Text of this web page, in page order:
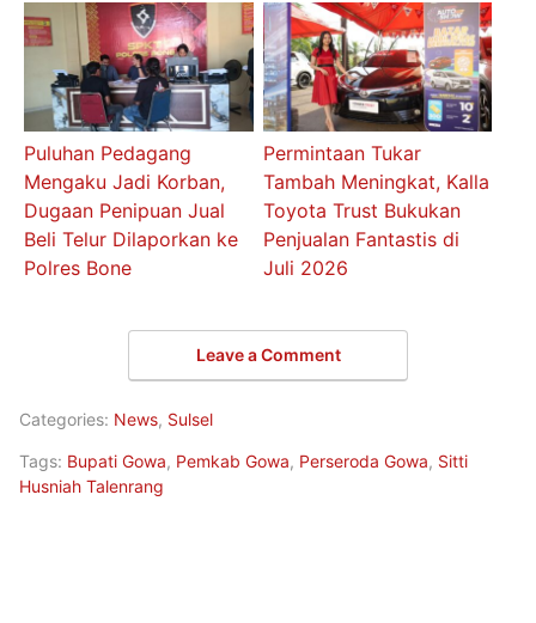
Puluhan Pedagang
Mengaku Jadi Korban,
Dugaan Penipuan Jual
Beli Telur Dilaporkan ke
Polres Bone
Permintaan Tukar
Tambah Meningkat, Kalla
Toyota Trust Bukukan
Penjualan Fantastis di
Juli 2026
Leave a Comment
Categories: News, Sulsel
Tags: Bupati Gowa, Pemkab Gowa, Perseroda Gowa, Sitti
Husniah Talenrang